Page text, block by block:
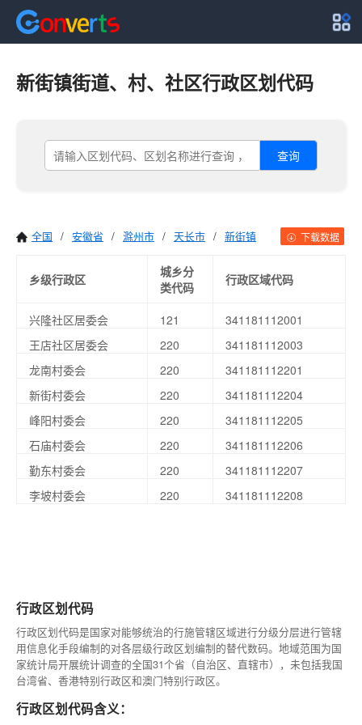
新街镇街道、村、社区行政区划代码
查询
全国 / 安徽省 / 滁州市 / 天长市 / 新街镇 下载数据
乡级行政区
城乡分
类代码
行政区域代码
兴隆社区居委会 121
341181112001
王店社区居委会
220
341181112003
龙南村委会
220
341181112201
新街村委会
220
341181112204
峰阳村委会
220
341181112205
石庙村委会
220
341181112206
勤东村委会
220
341181112207
李坡村委会
220 341181112208
行政区划代码
行政区划代码是国家对能够统治的行施管辖区域进行分级分层进行管辖
用信息化手段编制的对各层级行政区划编制的替代数码。地域范围为国
家统计局开展统计调查的全国31个省（自治区、直辖市），未包括我国
台湾省、香港特别行政区和澳门特别行政区。
行政区划代码含义：